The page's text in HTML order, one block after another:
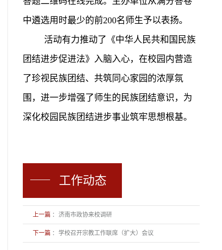
中遴选用时最少的前200名师生予以表扬。
活动有力推动了《中华人民共和国民族
团结进步促进法》入脑入心，在校园内营造
了珍视民族团结、共筑同心家园的浓厚氛
围，进一步增强了师生的民族团结意识，为
深化校园民族团结进步事业筑牢思想根基。
工作动态
上一篇 ： 济南市政协来校调研
下一篇 ： 学校召开宗教工作联席（扩大）会议